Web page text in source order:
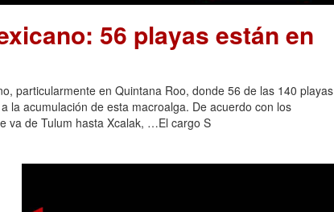
56 playas están en
particularmente en Quintana Roo, donde 56 de las 140 playas
la acumulación de esta macroalga. De acuerdo con los
va de Tulum hasta Xcalak, …El cargo S